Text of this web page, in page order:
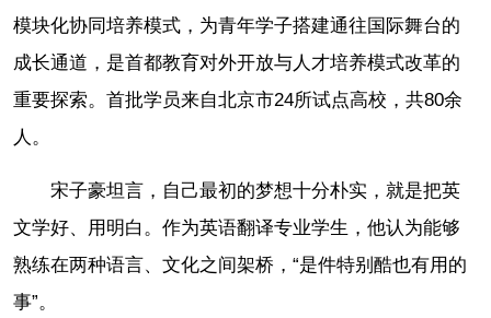
模块化协同培养模式，为青年学子搭建通往国际舞台的
成长通道，是首都教育对外开放与人才培养模式改革的
重要探索。首批学员来自北京市24所试点高校，共80余
人。
宋子豪坦言，自己最初的梦想十分朴实，就是把英
文学好、用明白。作为英语翻译专业学生，他认为能够
熟练在两种语言、文化之间架桥，“是件特别酷也有用的
事”。